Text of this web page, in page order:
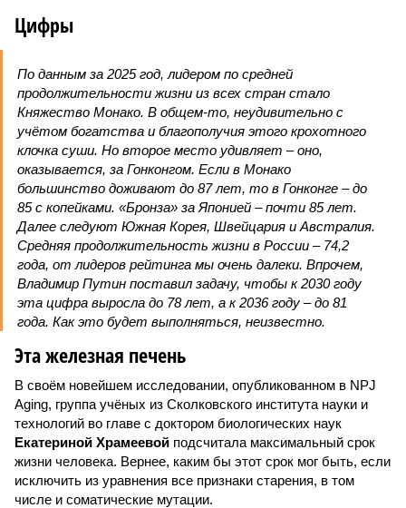
Цифры
По данным за 2025 год, лидером по средней
продолжительности жизни из всех стран стало
Княжество Монако. В общем-то, неудивительно с
учётом богатства и благополучия этого крохотного
клочка суши. Но второе место удивляет – оно,
оказывается, за Гонконгом. Если в Монако
большинство доживают до 87 лет, то в Гонконге – до
85 с копейками. «Бронза» за Японией – почти 85 лет.
Далее следуют Южная Корея, Швейцария и Австралия.
Средняя продолжительность жизни в России – 74,2
года, от лидеров рейтинга мы очень далеки. Впрочем,
Владимир Путин поставил задачу, чтобы к 2030 году
эта цифра выросла до 78 лет, а к 2036 году – до 81
года. Как это будет выполняться, неизвестно.
Эта железная печень
В своём новейшем исследовании, опубликованном в NPJ
Aging, группа учёных из Сколковского института науки и
технологий во главе с доктором биологических наук
Екатериной Храмеевой подсчитала максимальный срок
жизни человека. Вернее, каким бы этот срок мог быть, если
исключить из уравнения все признаки старения, в том
числе и соматические мутации.